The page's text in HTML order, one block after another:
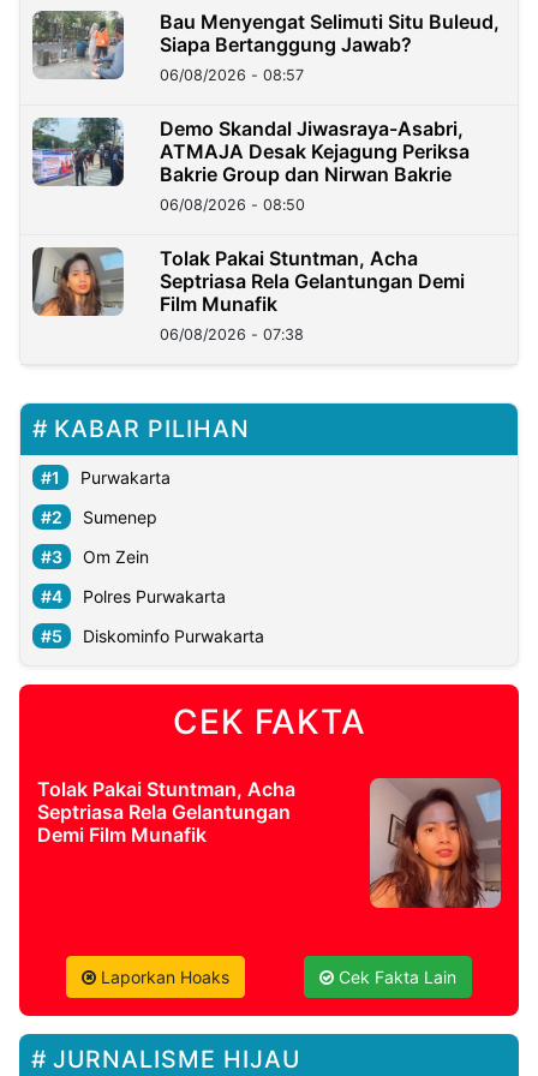
Bau Menyengat Selimuti Situ Buleud,
Siapa Bertanggung Jawab?
06/08/2026 - 08:57
Demo Skandal Jiwasraya-Asabri,
ATMAJA Desak Kejagung Periksa
Bakrie Group dan Nirwan Bakrie
06/08/2026 - 08:50
Tolak Pakai Stuntman, Acha
Septriasa Rela Gelantungan Demi
Film Munafik
06/08/2026 - 07:38
KABAR PILIHAN
Purwakarta
Sumenep
Om Zein
Polres Purwakarta
Diskominfo Purwakarta
CEK FAKTA
Tolak Pakai Stuntman, Acha
Septriasa Rela Gelantungan
Demi Film Munafik
Laporkan Hoaks Cek Fakta Lain
JURNALISME HIJAU